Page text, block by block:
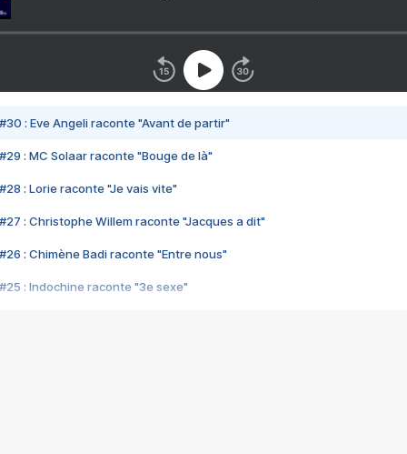
#30 : Eve Angeli raconte "Avant de partir"
#29 : MC Solaar raconte "Bouge de là"
#28 : Lorie raconte "Je vais vite"
#27 : Christophe Willem raconte "Jacques a dit"
#26 : Chimène Badi raconte "Entre nous"
#25 : Indochine raconte "3e sexe"